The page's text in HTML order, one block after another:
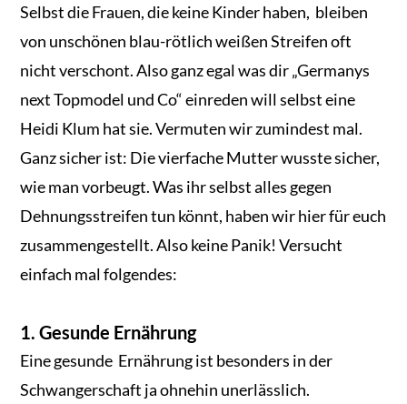
Selbst die Frauen, die keine Kinder haben, bleiben
von unschönen blau-rötlich weißen Streifen oft
nicht verschont. Also ganz egal was dir „Germanys
next Topmodel und Co“ einreden will selbst eine
Heidi Klum hat sie. Vermuten wir zumindest mal.
Ganz sicher ist: Die vierfache Mutter wusste sicher,
wie man vorbeugt. Was ihr selbst alles gegen
Dehnungsstreifen tun könnt, haben wir hier für euch
zusammengestellt. Also keine Panik! Versucht
einfach mal folgendes:
1. Gesunde Ernährung
Eine gesunde Ernährung ist besonders in der
Schwangerschaft ja ohnehin unerlässlich.